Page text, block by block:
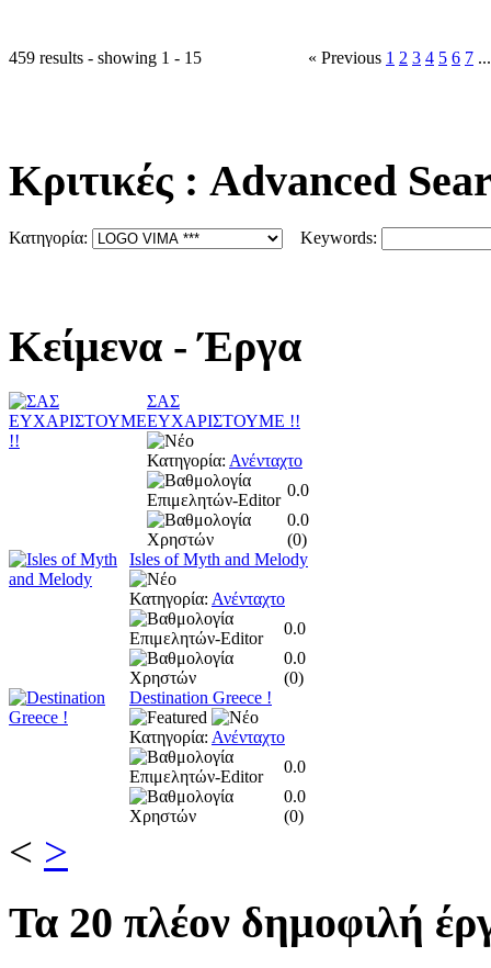
459 results - showing 1 - 15 « Previous 1 2 3 4 5 6 7
Κριτικές : Advanced
Κατηγορία: Keywords:
Κείμενα - Έργα
ΣΑΣ
ΕΥΧΑΡΙΣΤΟΥΜΕ !!
Κατηγορία: Ανένταχτο
0.0
0.0
(0)
Isles of Myth and Melody
Κατηγορία: Ανένταχτο
0.0
0.0
(0)
Destination Greece !
Κατηγορία: Ανένταχτο
0.0
0.0
(0)
< >
Τα 20 πλέον δημοφιλή